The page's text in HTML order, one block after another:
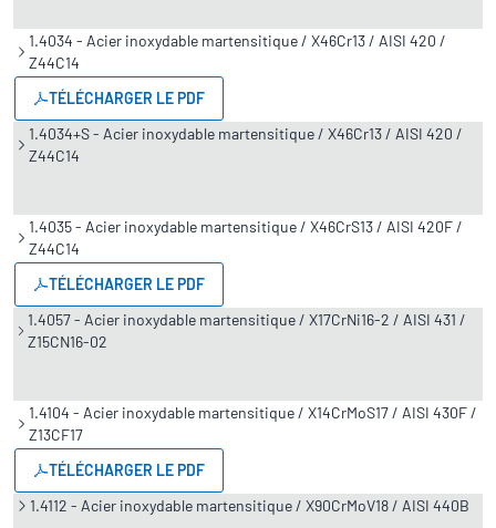
1.4034 - Acier inoxydable martensitique / X46Cr13 / AISI 420 /
Z44C14
TÉLÉCHARGER LE PDF
1.4034+S - Acier inoxydable martensitique / X46Cr13 / AISI 420 /
Z44C14
1.4035 - Acier inoxydable martensitique / X46CrS13 / AISI 420F /
Z44C14
TÉLÉCHARGER LE PDF
1.4057 - Acier inoxydable martensitique / X17CrNi16-2 / AISI 431 /
Z15CN16-02
1.4104 - Acier inoxydable martensitique / X14CrMoS17 / AISI 430F /
Z13CF17
TÉLÉCHARGER LE PDF
1.4112 - Acier inoxydable martensitique / X90CrMoV18 / AISI 440B